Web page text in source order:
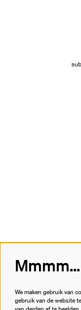
We maken gebruik van
gebruik van de website